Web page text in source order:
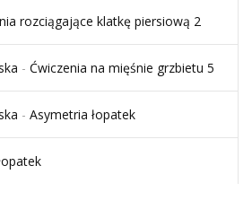
rozciągające klatkę piersiową 2
- Ćwiczenia na mięśnie grzbietu 5
- Asymetria łopatek